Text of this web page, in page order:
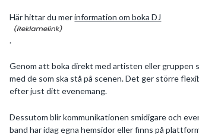
Här hittar du merinformation om boka DJ
.
Genom att boka direkt med artisten eller gruppen
med de som ska stå på scenen. Det ger större
efter just ditt evenemang.
Dessutom blir kommunikationen smidigare och
band har idag egna hemsidor eller finns på